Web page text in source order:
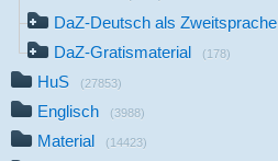
DaZ-Deutsch als Zweitsprache
DaZ-Gratismaterial (178)
HuS (27853)
Englisch (3988)
Material (14423)